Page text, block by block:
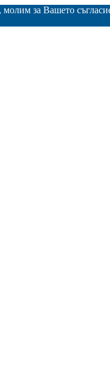
молим за Вашето